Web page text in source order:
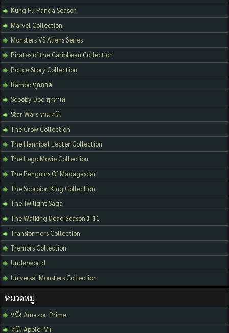
Kung Fu Panda Season
Marvel Collection
Monsters VS Aliens Series
Pirates of the Caribbean Collection
Police Story Collection
Rambo ทุกภาค
Scooby-Doo ทุกภาค
Star Wars รวมหนัง
The Crow Collection
The Hannibal Lecter Collection
The Lego Movie Collection
The Penguins Of Madagascar
The Scorpion King Collection
The Twilight Saga
The Walking Dead Season 1-11
Transformers Collection
Tremors Collection
Underworld
Universal Monsters Collection
หมวดหมู่
หนัง Amazon Prime
หนัง AppleTV+